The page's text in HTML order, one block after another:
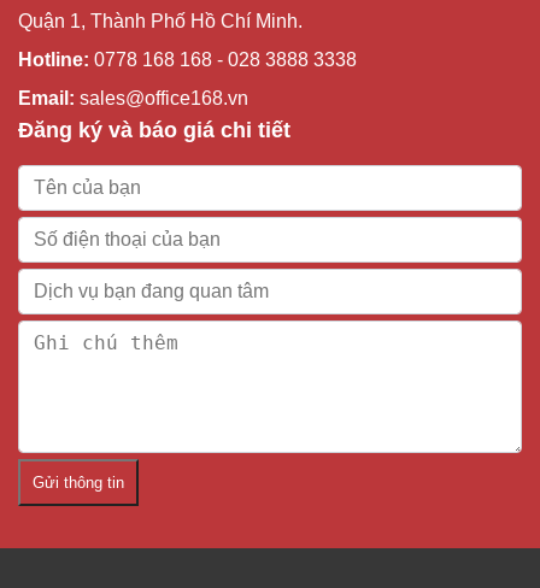
Quận 1, Thành Phố Hồ Chí Minh.
Hotline: 0778 168 168 - 028 3888 3338
Email: sales@office168.vn
Đăng ký và báo giá chi tiết
Gửi thông tin